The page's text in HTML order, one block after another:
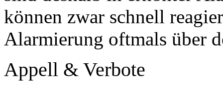
können zwar schnell
Alarmierung oftmals über
Appell & Verbote